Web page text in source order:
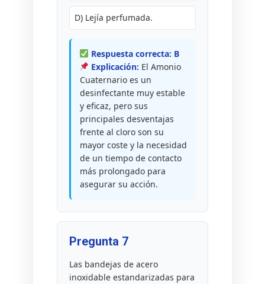
D) Lejía perfumada.
Respuesta correcta: B
Explicación: El Amonio
Cuaternario es un
desinfectante muy estable
y eficaz, pero sus
principales desventajas
frente al cloro son su
mayor coste y la necesidad
de un tiempo de contacto
más prolongado para
asegurar su acción.
Pregunta 7
Las bandejas de acero
inoxidable estandarizadas para